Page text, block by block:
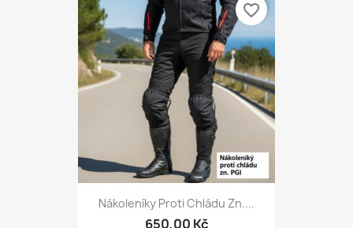
Nákoleníky Proti Chládu Zn....
650,00 Kč
favorite_border